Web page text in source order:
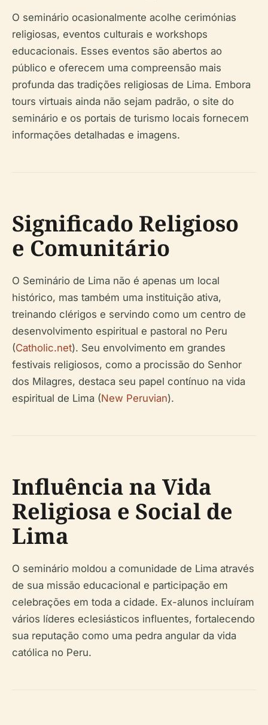
O seminário ocasionalmente acolhe cerimónias
religiosas, eventos culturais e workshops
educacionais. Esses eventos são abertos ao
público e oferecem uma compreensão mais
profunda das tradições religiosas de Lima. Embora
tours virtuais ainda não sejam padrão, o site do
seminário e os portais de turismo locais fornecem
informações detalhadas e imagens.
Significado Religioso
e Comunitário
O Seminário de Lima não é apenas um local
histórico, mas também uma instituição ativa,
treinando clérigos e servindo como um centro de
desenvolvimento espiritual e pastoral no Peru
(Catholic.net). Seu envolvimento em grandes
festivais religiosos, como a procissão do Senhor
dos Milagres, destaca seu papel contínuo na vida
espiritual de Lima (New Peruvian).
Influência na Vida
Religiosa e Social de
Lima
O seminário moldou a comunidade de Lima através
de sua missão educacional e participação em
celebrações em toda a cidade. Ex-alunos incluíram
vários líderes eclesiásticos influentes, fortalecendo
sua reputação como uma pedra angular da vida
católica no Peru.